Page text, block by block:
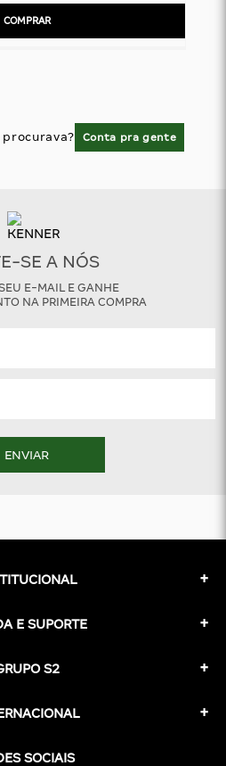
COMPRAR
procurava? Conta pra gente
SE A NÓS
E-MAIL E GANHE
NA PRIMEIRA COMPRA
ENVIAR
E SUPORTE
S2
SOCIAIS